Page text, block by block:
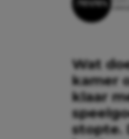
Wat
kamer
klaar
stopte.